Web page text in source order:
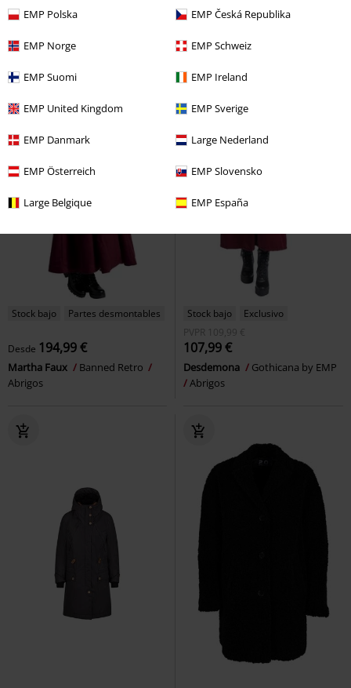
EMP Polska EMP Česká Republika
EMP Norge EMP Schweiz
EMP Suomi EMP Ireland
EMP United Kingdom EMP Sverige
EMP Danmark Large Nederland
EMP Österreich EMP Slovensko
Large Belgique EMP España
Stock bajo Partes desmontables
Desde 194,99 €
Martha Faux
Banned Retro
Abrigos
Stock bajo
Exclusivo
PVPR 109,99 €
107,99 €
Desdemona
Gothicana by EMP
Abrigos